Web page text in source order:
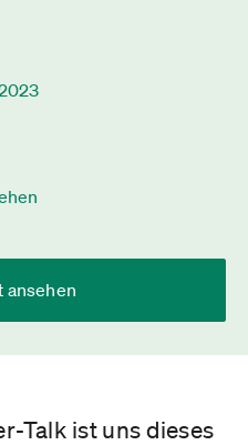
ansehen
Talk ist uns dieses